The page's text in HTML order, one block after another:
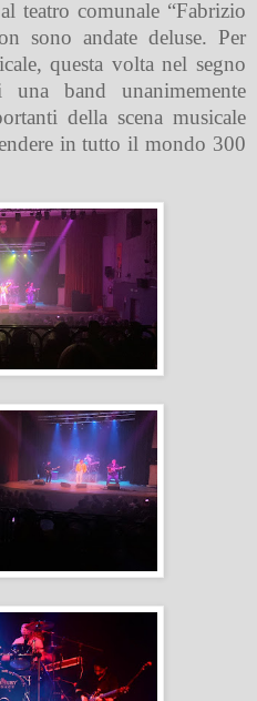
teatro comunale “Fabrizio
sono andate deluse. Per
questa volta nel segno
band unanimemente
della scena musicale
in tutto il mondo 300